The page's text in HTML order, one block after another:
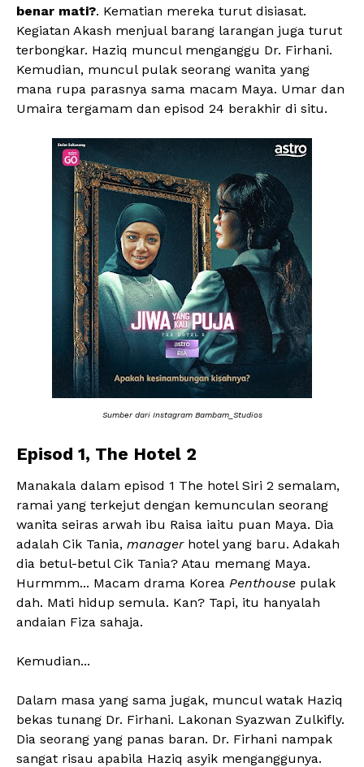
benar mati?. Kematian mereka turut disiasat.
Kegiatan Akash menjual barang larangan juga turut
terbongkar. Haziq muncul menganggu Dr. Firhani.
Kemudian, muncul pulak seorang wanita yang
mana rupa parasnya sama macam Maya. Umar dan
Umaira tergamam dan episod 24 berakhir di situ.
Sumber dari Instagram Bambam_Studios
Episod 1, The Hotel 2
Manakala dalam episod 1 The hotel Siri 2 semalam,
ramai yang terkejut dengan kemunculan seorang
wanita seiras arwah ibu Raisa iaitu puan Maya. Dia
adalah Cik Tania, managerhotel yang baru. Adakah
dia betul-betul Cik Tania? Atau memang Maya.
Hurmmm... Macam drama Korea Penthouse pulak
dah. Mati hidup semula. Kan? Tapi, itu hanyalah
andaian Fiza sahaja.
Kemudian...
Dalam masa yang sama jugak, muncul watak Haziq
bekas tunang Dr. Firhani. Lakonan Syazwan Zulkifly.
Dia seorang yang panas baran. Dr. Firhani nampak
sangat risau apabila Haziq asyik menganggunya.